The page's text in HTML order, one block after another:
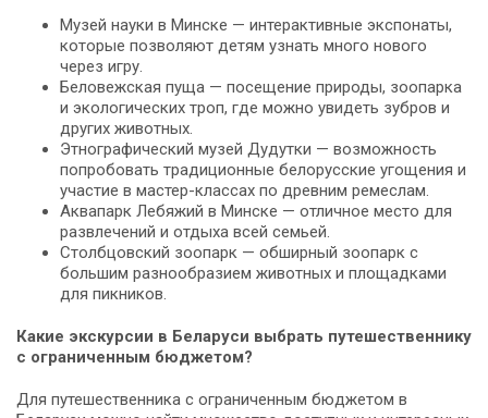
Музей науки в Минске — интерактивные экспонаты,
которые позволяют детям узнать много нового
через игру.
Беловежская пуща — посещение природы, зоопарка
и экологических троп, где можно увидеть зубров и
других животных.
Этнографический музей Дудутки — возможность
попробовать традиционные белорусские угощения и
участие в мастер-классах по древним ремеслам.
Аквапарк Лебяжий в Минске — отличное место для
развлечений и отдыха всей семьей.
Столбцовский зоопарк — обширный зоопарк с
большим разнообразием животных и площадками
для пикников.
Какие экскурсии в Беларуси выбрать путешественнику
с ограниченным бюджетом?
Для путешественника с ограниченным бюджетом в